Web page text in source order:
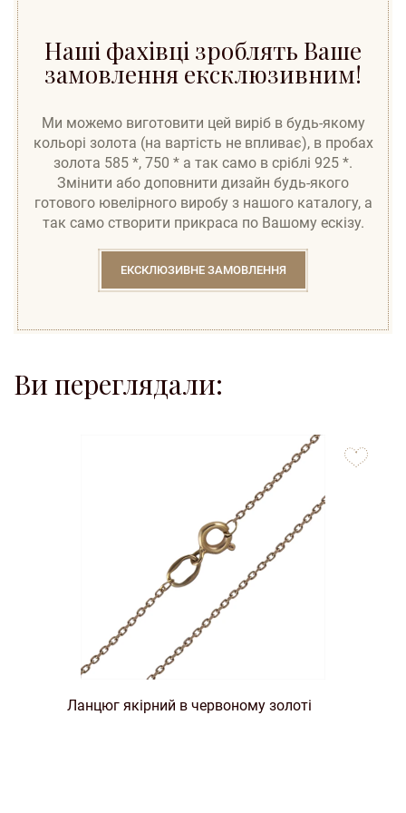
Наші фахівці зроблять Ваше
замовлення ексклюзивним!
Ми можемо виготовити цей виріб в будь-якому
кольорі золота (на вартість не впливає), в пробах
золота 585 *, 750 * а так само в сріблі 925 *.
Змінити або доповнити дизайн будь-якого
готового ювелірного виробу з нашого каталогу, а
так само створити прикраса по Вашому ескізу.
ЕКСКЛЮЗИВНЕ ЗАМОВЛЕННЯ
Ви переглядали:
Ланцюг якірний в червоному золоті
favorites